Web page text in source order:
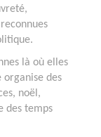
là où elles
des
noël,
des temps